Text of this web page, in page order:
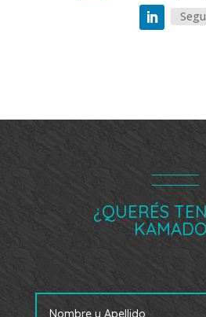
¿QUERÉS